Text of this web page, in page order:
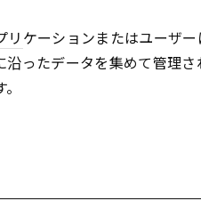
リ ケーションまたはユーザ
沿ったデータを集めて管理